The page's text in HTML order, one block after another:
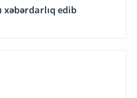
xəbərdarlıq edib